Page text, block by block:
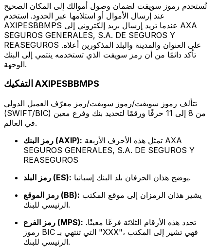
تُستخدم رموز سويفت لضمان وصول أموالك إلى المكان الصحيح
عند إرسال الأموال أو استلامها عبر الحدود. استخدم
AXIPESBBMPS عندما تريد إرسال بريد إلكتروني إلى AXA
SEGUROS GENERALES, S.A. DE SEGUROS Y
REASEGUROS على العنوان والمدينة والبلد المذكورين أعلاه.
تأكد دائمًا من أن رمز سويفت الذي تستخدمه ينتمي إلى البنك
الوجهة.
التفكيك AXIPESBBMPS
تتألف رموز سويفت/رموز سويفت/رمز معرّف العميل الدولي
(SWIFT/BIC) من 8 إلى 11 حرفًا ورقمًا لتحديد بنك وفرع معين
في العالم.
رمز البنك (AXIP):
SEGUROS GENERALES, S.A. DE SEGUROS Y
REASEGUROS
رمز البلد (ES):
يوضح هذان الحرفان بلد البنك إسبانيا.
رمز الموقع (BB):
الرئيسي للبنك.
رمز الفرع (MPS):
رموز BIC التي تنتهي بـ "XXX"، فهي تشير إلى المكتب
الرئيسي للبنك.